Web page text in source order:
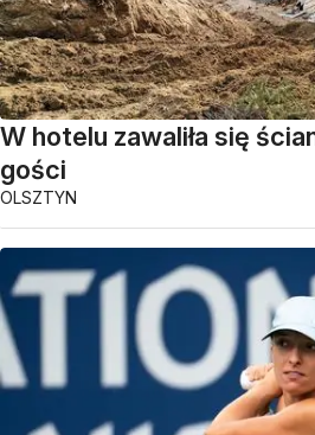
W hotelu zawaliła się
gości
OLSZTYN